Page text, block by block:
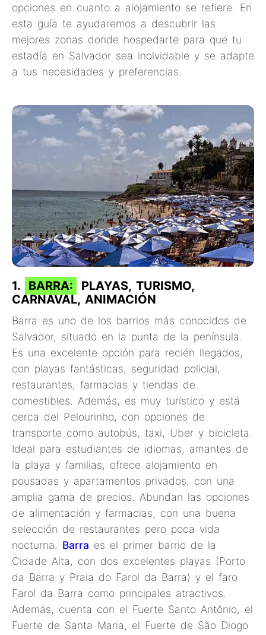
opciones en cuanto a alojamiento se refiere. En
esta guía te ayudaremos a descubrir las
mejores zonas donde hospedarte para que tu
estadía en Salvador sea inolvidable y se adapte
a tus necesidades y preferencias.
1. BARRA:
PLAYAS, TURISMO,
CARNAVAL, ANIMACIÓN
Barra es uno de los barrios más conocidos de
Salvador, situado en la punta de la península.
Es una excelente opción para recién llegados,
con playas fantásticas, seguridad policial,
restaurantes, farmacias y tiendas de
comestibles. Además, es muy turístico y está
cerca del Pelourinho, con opciones de
transporte como autobús, taxi, Uber y bicicleta.
Ideal para estudiantes de idiomas, amantes de
la playa y familias, ofrece alojamiento en
pousadas y apartamentos privados, con una
amplia gama de precios. Abundan las opciones
de alimentación y farmacias, con una buena
selección de restaurantes pero poca vida
nocturna. Barra es el primer barrio de la
Cidade Alta, con dos excelentes playas (Porto
da Barra y Praia do Farol da Barra) y el faro
Farol da Barra como principales atractivos.
Además, cuenta con el Fuerte Santo Antônio, el
Fuerte de Santa Maria, el Fuerte de São Diogo